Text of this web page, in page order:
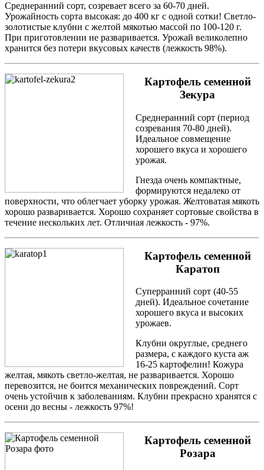
Среднеранний сорт, созревает всего за 60-70 дней.
Урожайность сорта высокая: до 400 кг с одной сотки! Светло-
золотистые клубни с желтой мякотью массой по 100-120 г.
При приготовлении не разваривается. Урожай великолепно
хранится без потери вкусовых качеств (лежкость 98%).
Картофель семенной
Зекура
Среднеранний сорт (период
созревания 70-80 дней).
Идеальное совмещение
хорошего вкуса и хорошего
урожая.
Гнезда очень компактные,
формируются недалеко от
поверхности, что облегчает уборку урожая. Желтоватая мякоть
хорошо разваривается. Хорошо сохраняет сортовые свойства в
течение нескольких лет. Отличная лежкость - 97%.
Картофель семенной
Каратоп
Суперранний сорт (40-55
дней). Идеальное сочетание
хорошего вкуса и высоких
урожаев.
Клубни округлые, среднего
размера, с каждого куста аж
16-25 картофелин! Кожура
желтая, мякоть светло-желтая, не разваривается. Хорошо
перевозится, не боится механических повреждений. Сорт
очень устойчив к заболеваниям. Клубни прекрасно хранятся с
осени до весны - лежкость 97%!
Картофель семенной
Розара